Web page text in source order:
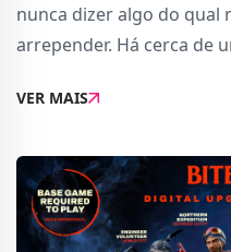
nunca dizer algo do qual
arrepender. Há cerca de
Rush da Tango
VER MAIS